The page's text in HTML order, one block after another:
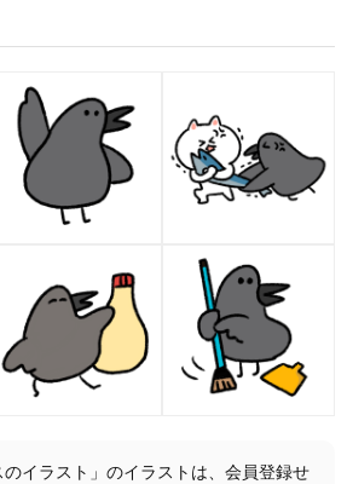
のイラスト」のイラストは、会員登録せ